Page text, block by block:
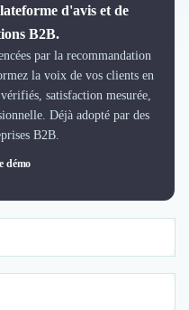
(RSE)
d'avis et de
B2B.
par la recommandation
la voix de vos clients en
satisfaction mesurée,
Déjà adopté par des
B2B.
démo